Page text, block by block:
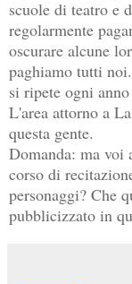
scuole di teatro e
regolarmente
oscurare alcune
paghiamo tutti
si ripete ogni
L'area attorno a
questa gente.
Domanda: ma voi
corso di
personaggi? Che
pubblicizzato in